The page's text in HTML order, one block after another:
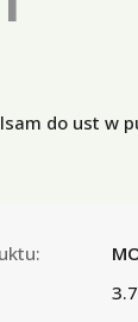
do ust w